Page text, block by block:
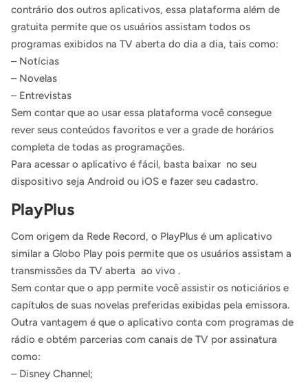
contrário dos outros aplicativos, essa plataforma além de
gratuita permite que os usuários assistam todos os
programas exibidos na TV aberta do dia a dia, tais como:
– Notícias
– Novelas
– Entrevistas
Sem contar que ao usar essa plataforma você consegue
rever seus conteúdos favoritos e ver a grade de horários
completa de todas as programações.
Para acessar o aplicativo é fácil, basta baixar no seu
dispositivo seja Android ou iOS e fazer seu cadastro.
PlayPlus
Com origem da Rede Record, o PlayPlus é um aplicativo
similar a Globo Play pois permite que os usuários assistam a
transmissões da TV aberta ao vivo .
Sem contar que o app permite você assistir os noticiários e
capítulos de suas novelas preferidas exibidas pela emissora.
Outra vantagem é que o aplicativo conta com programas de
rádio e obtém parcerias com canais de TV por assinatura
como:
– Disney Channel;